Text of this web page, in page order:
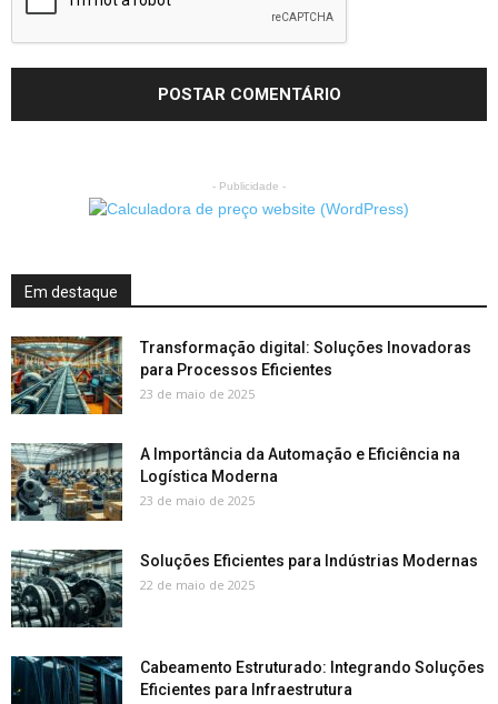
- Publicidade -
Em destaque
Transformação digital: Soluções Inovadoras
para Processos Eficientes
23 de maio de 2025
A Importância da Automação e Eficiência na
Logística Moderna
23 de maio de 2025
Soluções Eficientes para Indústrias Modernas
22 de maio de 2025
Cabeamento Estruturado: Integrando Soluções
Eficientes para Infraestrutura